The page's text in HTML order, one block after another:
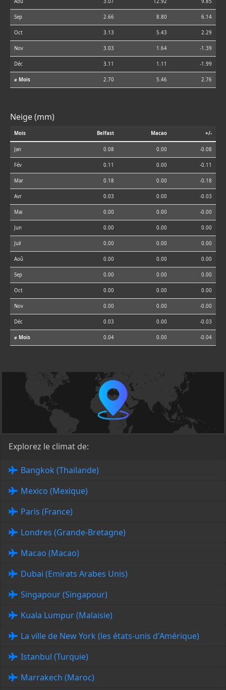
Aoû 3.07 12.92 9.85
Sep 2.66 8.80 6.14
Oct 3.13 5.43 2.29
Nov 3.03 1.64 -1.39
Déc 3.11 1.11 -1.99
⌀ Mois 2.70 5.46 2.76
Neige (mm)
Mois Belfast Macao +/-
Jan 0.08 0.00 -0.08
Fév 0.11 0.00 -0.11
Mar 0.18 0.00 -0.18
Avr 0.03 0.00 -0.03
Mai 0.00 0.00 -0.00
Jun 0.00 0.00 0.00
Juil 0.00 0.00 0.00
Aoû 0.00 0.00 0.00
Sep 0.00 0.00 0.00
Oct 0.00 0.00 0.00
Nov 0.00 0.00 -0.00
Déc 0.03 0.00 -0.03
⌀ Mois 0.04 0.00 -0.04
Explorez le climat de:
Bangkok (Thaïlande)
Mexico (Mexique)
Paris (France)
Londres (Grande-Bretagne)
Macao (Macao)
Dubai (Emirats Arabes Unis)
Singapour (Singapour)
Kuala Lumpur (Malaisie)
La ville de New York (les états-unis d'Amérique)
Istanbul (Turquie)
Marrakech (Maroc)